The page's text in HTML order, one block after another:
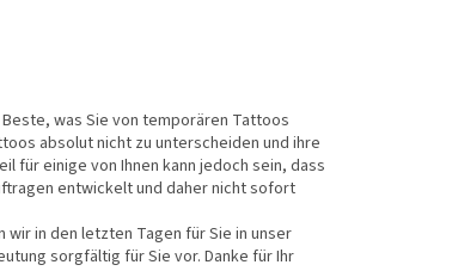
was Sie von temporären Tattoos
absolut nicht zu unterscheiden und ihre
für einige von Ihnen kann jedoch sein, dass
entwickelt und daher nicht sofort
wir in den letzten Tagen für Sie in unser
sorgfältig für Sie vor. Danke für Ihr